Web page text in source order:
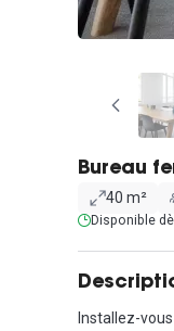
Bureau
40 m²
Disponible
Installez-